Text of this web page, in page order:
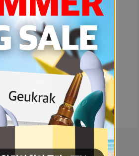
예상치 못한 에러입니다.